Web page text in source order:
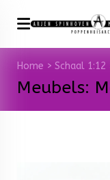
Home > Schaal 1:12
Meubels: